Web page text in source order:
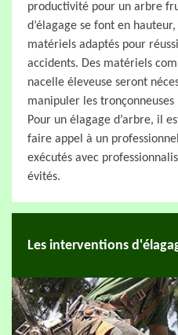
productivité pour un arbre
d’élagage se font en
matériels adaptés pour
accidents. Des matériels
nacelle éleveuse seront
manipuler les
Pour un élagage d’arbre, il
faire appel à un
exécutés avec
évités.
Les interventions